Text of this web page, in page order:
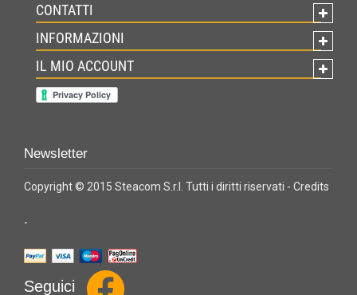
CONTATTI
INFORMAZIONI
IL MIO ACCOUNT
Newsletter
Copyright © 2015 Steacom S.r.l. Tutti i diritti riservati - Credits
-
Seguici